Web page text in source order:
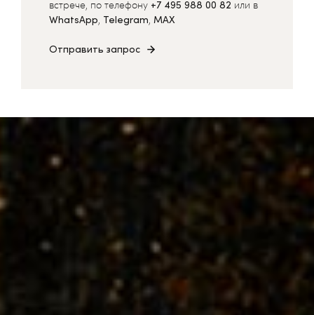
встрече, по телефону +7 495 988 00 82 или в
WhatsApp, Telegram, MAX
Отправить запрос